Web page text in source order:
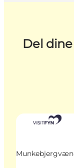
Del